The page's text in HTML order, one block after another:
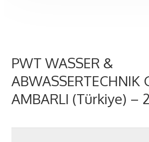
PWT WASSER &
ABWASSERTECHNIK
AMBARLI (Türkiye) –